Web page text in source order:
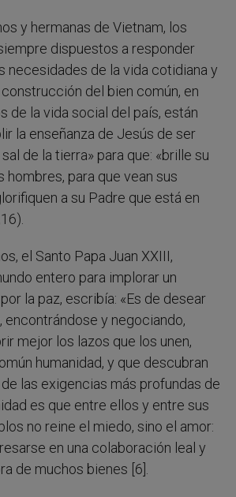
y hermanas de Vietnam, los
dispuestos a responder
necesidades de la vida cotidiana y
del bien común, en
de la vida social del país, están
la enseñanza de Jesús de ser
de la tierra» para que: «brille su
hombres, para que vean sus
a su Padre que está en
el Santo Papa Juan XXIII,
entero para implorar un
la paz, escribía: «Es de desear
encontrándose y negociando,
mejor los lazos que los unen,
humanidad, y que descubran
las exigencias más profundas de
es que entre ellos y entre sus
no reine el miedo, sino el amor:
en una colaboración leal y
de muchos bienes [6].